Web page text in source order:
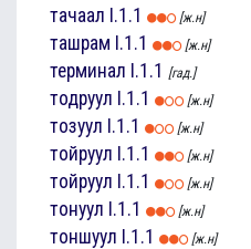
тачаал I.1.1 [ж.н]
ташрам I.1.1 [ж.н]
терминал I.1.1 [гад.]
тодруул I.1.1 [ж.н]
тозуул I.1.1 [ж.н]
тойруул I.1.1 [ж.н]
тойруул I.1.1 [ж.н]
тонуул I.1.1 [ж.н]
тоншуул I.1.1 [ж.н]